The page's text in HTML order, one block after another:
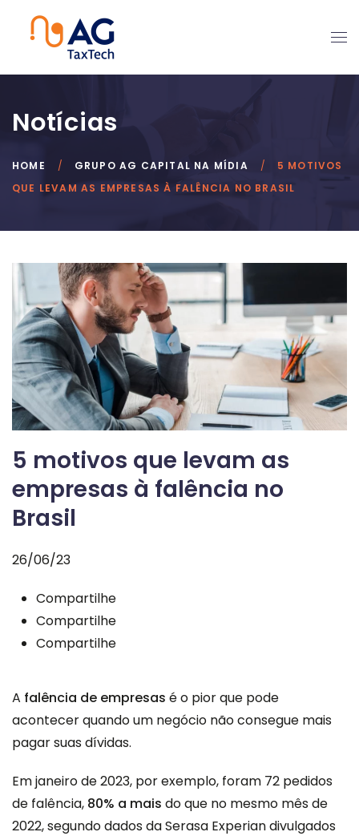
Notícias
HOME GRUPO AG CAPITAL NA MÍDIA
5 MOTIVOS
QUE LEVAM AS EMPRESAS À FALÊNCIA NO BRASIL
5 motivos que levam as
empresas à falência no
Brasil
26/06/23
Compartilhe
Compartilhe
Compartilhe
A falência de empresas é o pior que pode
acontecer quando um negócio não consegue mais
pagar suas dívidas.
Em janeiro de 2023, por exemplo, foram 72 pedidos
de falência, 80% a mais do que no mesmo mês de
2022, segundo dados da Serasa Experiandivulgados